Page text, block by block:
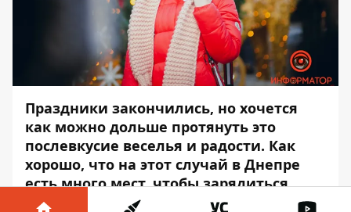
Праздники закончились, но хочется
как можно дольше протянуть это
послевкусие веселья и радости. Как
хорошо, что на этот случай в Днепре
есть много мест, чтобы зарядиться
позитивом.